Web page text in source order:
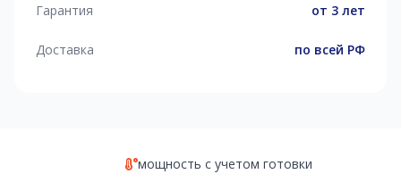
Гарантия от 3 лет
Доставка по всей РФ
мощность с учетом готовки